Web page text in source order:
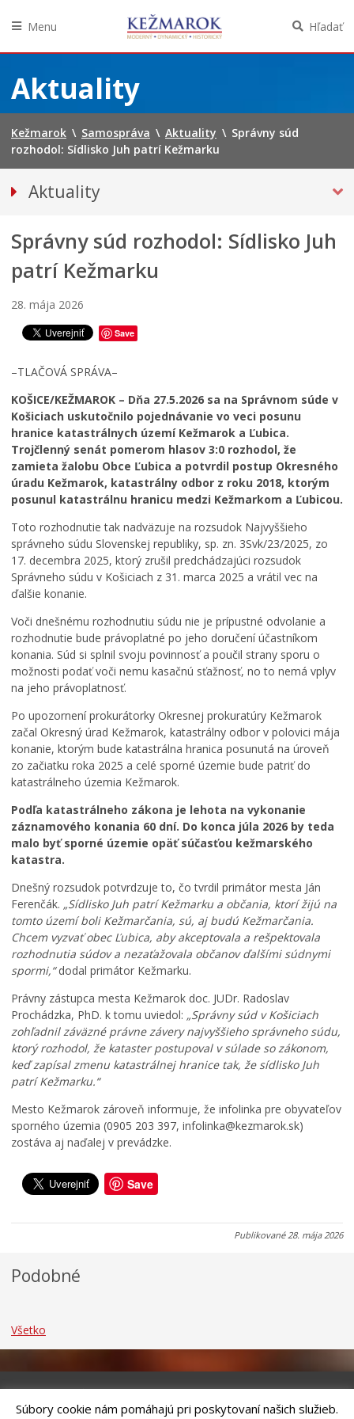
obsah
Menu Hľadať
Aktuality
Kežmarok \ Samospráva \ Aktuality \ Správny súd
rozhodol: Sídlisko Juh patrí Kežmarku
Aktuality
Spravodajstvo
Kultúra
Bezpečnosť
Životné prostredie
Zdravie
Šport
Správny súd rozhodol: Sídlisko Juh
patrí Kežmarku
28. mája 2026
Save
–TLAČOVÁ SPRÁVA–
KOŠICE/KEŽMAROK – Dňa 27.5.2026 sa na Správnom súde v
Košiciach uskutočnilo pojednávanie vo veci posunu
hranice katastrálnych území Kežmarok a Ľubica.
Trojčlenný senát pomerom hlasov 3:0 rozhodol, že
zamieta žalobu Obce Ľubica a potvrdil postup Okresného
úradu Kežmarok, katastrálny odbor z roku 2018, ktorým
posunul katastrálnu hranicu medzi Kežmarkom a Ľubicou.
Toto rozhodnutie tak nadväzuje na rozsudok Najvyššieho
správneho súdu Slovenskej republiky, sp. zn. 3Svk/23/2025, zo
17. decembra 2025, ktorý zrušil predchádzajúci rozsudok
Správneho súdu v Košiciach z 31. marca 2025 a vrátil vec na
ďalšie konanie.
Voči dnešnému rozhodnutiu súdu nie je prípustné odvolanie a
rozhodnutie bude právoplatné po jeho doručení účastníkom
konania. Súd si splnil svoju povinnosť a poučil strany sporu o
možnosti podať voči nemu kasačnú sťažnosť, no to nemá vplyv
na jeho právoplatnosť.
Po upozornení prokurátorky Okresnej prokuratúry Kežmarok
začal Okresný úrad Kežmarok, katastrálny odbor v polovici mája
konanie, ktorým bude katastrálna hranica posunutá na úroveň
zo začiatku roka 2025 a celé sporné územie bude patriť do
katastrálneho územia Kežmarok.
Podľa katastrálneho zákona je lehota na vykonanie
záznamového konania 60 dní. Do konca júla 2026 by teda
malo byť sporné územie opäť súčasťou kežmarského
katastra.
Dnešný rozsudok potvrdzuje to, čo tvrdil primátor mesta Ján
Ferenčák. „Sídlisko Juh patrí Kežmarku a občania, ktorí žijú na
tomto území boli Kežmarčania, sú, aj budú Kežmarčania.
Chcem vyzvať obec Ľubica, aby akceptovala a rešpektovala
rozhodnutia súdov a nezaťažovala občanov ďalšími súdnymi
spormi,“dodal primátor Kežmarku.
Právny zástupca mesta Kežmarok doc. JUDr. Radoslav
Prochádzka, PhD. k tomu uviedol: „Správny súd v Košiciach
zohľadnil záväzné právne závery najvyššieho správneho súdu,
ktorý rozhodol, že kataster postupoval v súlade so zákonom,
keď zapísal zmenu katastrálnej hranice tak, že sídlisko Juh
patrí Kežmarku.“
Mesto Kežmarok zároveň informuje, že infolinka pre obyvateľov
sporného územia (0905 203 397, infolinka@kezmarok.sk)
zostáva aj naďalej v prevádzke.
Save
Publikované28. mája 2026
Podobné
L
e
t
n
é
k
ú
p
a
l
i
s
k
o
v
K
e
ž
m
a
r
k
u
m
e
n
í
p
r
e
á
d
z
k
o
v
p
o
r
i
a
d
k
0
7
0
8
6
u
d
e
f
i
n
i
t
í
v
n
e
p
a
t
r
í
K
e
ž
m
a
r
k
u
,
k
a
t
a
s
t
e
p
r
e
p
í
s
l
h
r
a
n
i
u
0
7
0
8
6
P
e
c
h
á
d
z
k
a
č
a
s
o
m
:
K
o
s
t
o
l
N
a
j
s
v
ä
t
e
j
š
e
j
r
o
j
i
c
e
K
e
ž
m
a
r
u
0
7
0
8
6
Všetko
Súbory cookie nám pomáhajú pri poskytovaní našich služieb.